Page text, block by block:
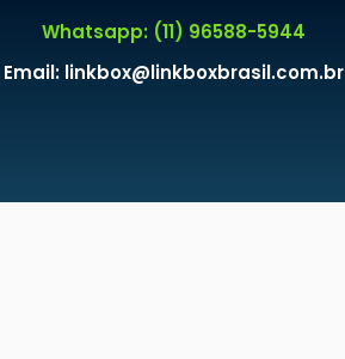
Whatsapp: (11) 96588-5944
Email: linkbox@linkboxbrasil.com.br